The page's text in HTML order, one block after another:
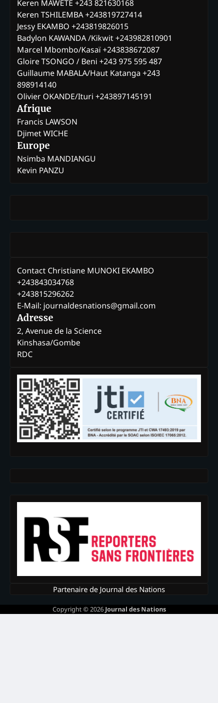
Keren MAWETE +243 821630168
Keren TSHILEMBA +243819727414
Jessy EKAMBO +243819826015
Badylon KAWANDA /Kikwit +243982810901
Marcel Mbombo/Kasaï +243838672087
Gloire TSONGO / Beni +243 975 595 487
Guillaume MABALA/Haut Katanga +243
898914140
Olivier OKANDE/Ituri +243897145191
Afrique
Francis LAWSON
Djimet WICHE
Europe
Nsimba MANDIANGU
Kevin PANZU
Contact Christiane MUNOKI EKAMBO
+243843034768
+243815296262
E-Mail: journaldesnations@gmail.com
Adresse
2, Avenue de la Science
Kinshasa/Gombe
RDC
Partenaire de Journal des Nations
Copyright © 2026 Journal des Nations